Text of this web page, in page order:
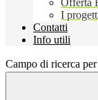
Offerta
I
Contatti
Info utili
Campo di ricerca